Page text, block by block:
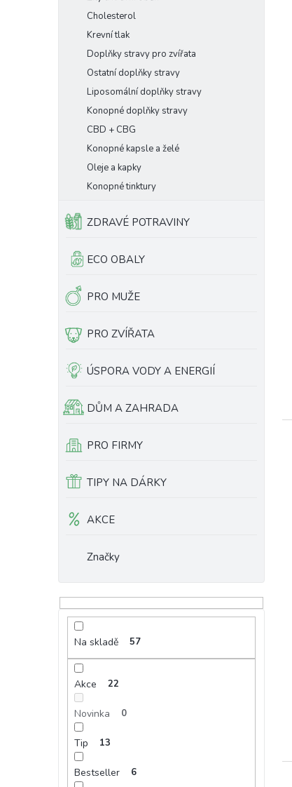
Cholesterol
Krevní tlak
Doplňky stravy pro zvířata
Ostatní doplňky stravy
Liposomální doplňky stravy
Konopné doplňky stravy
CBD + CBG
Konopné kapsle a želé
Oleje a kapky
Konopné tinktury
ZDRAVÉ POTRAVINY
ECO OBALY
PRO MUŽE
PRO ZVÍŘATA
ÚSPORA VODY A ENERGIÍ
DŮM A ZAHRADA
PRO FIRMY
TIPY NA DÁRKY
AKCE
Značky
Na skladě 57
Akce 22
Novinka 0
Tip 13
Bestseller 6